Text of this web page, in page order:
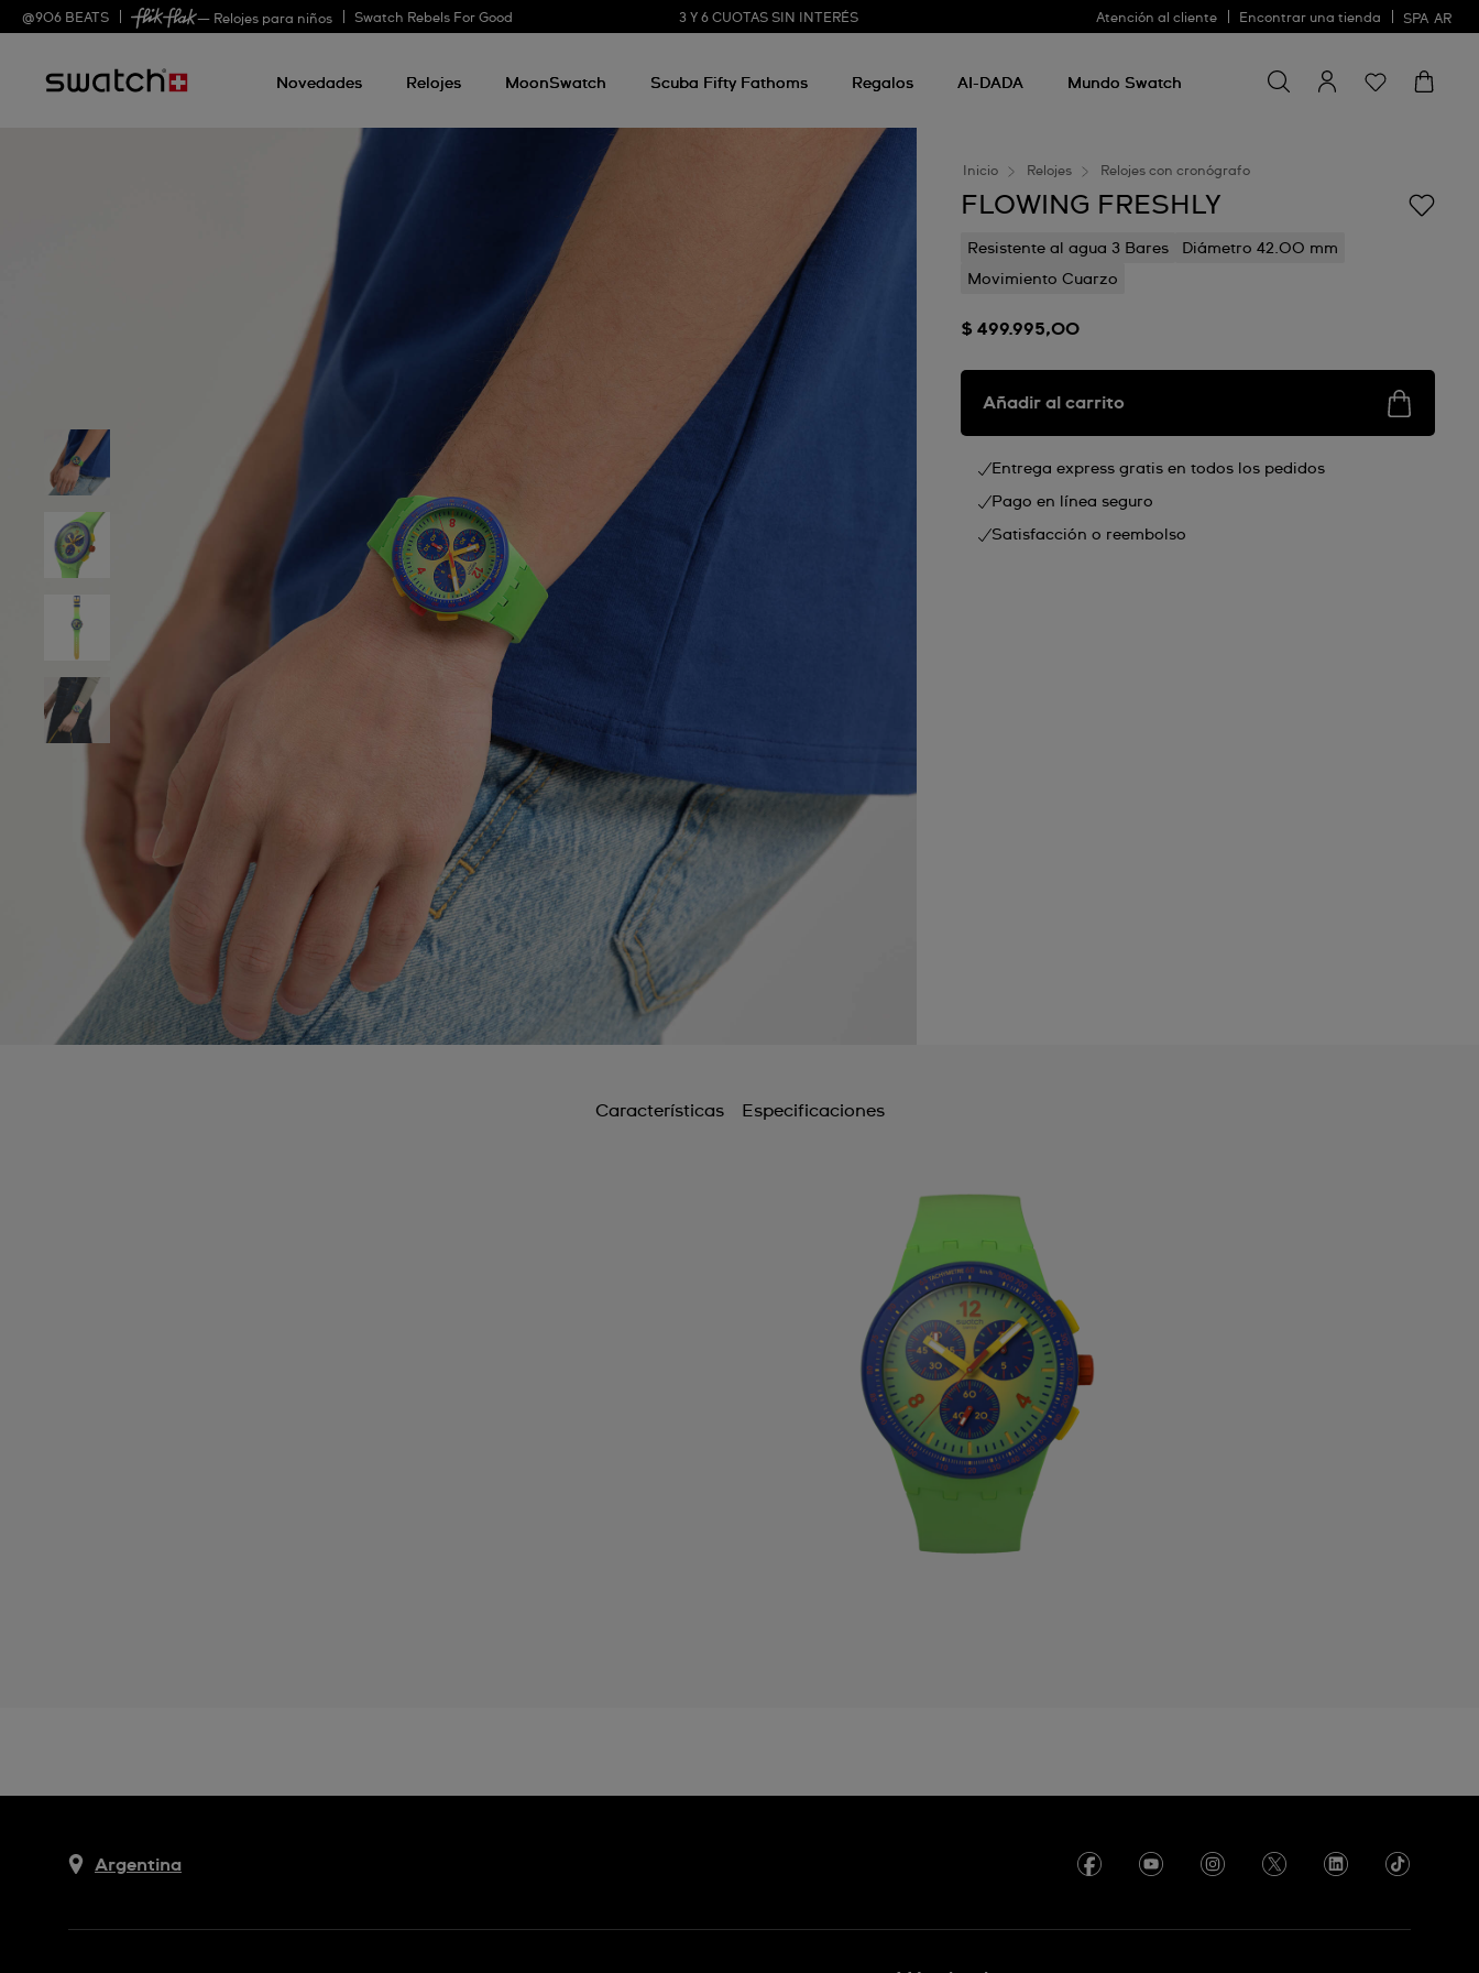
@906 BEATS — Relojes para niños Swatch Rebels For Good 3 Y 6 CUOTAS SIN INTERÉS Atención al cliente Encontrar una tienda SPA AR
Novedades Relojes MoonSwatch Scuba Fifty Fathoms Regalos AI-DADA Mundo Swatch
algo
Inicio Relojes Relojes con cronógrafo
FLOWING FRESHLY
Resistente al agua 3 Bares
Diámetro 42.00 mm
Movimiento Cuarzo
$ 499.995,00
Añadir al carrito
Entrega express gratis en todos los pedidos
Pago en línea seguro
Satisfacción o reembolso
Características Especificaciones
Argentina